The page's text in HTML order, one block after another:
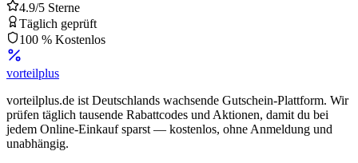
4.9/5 Sterne
Täglich geprüft
100 % Kostenlos
vorteilplus
vorteilplus.de ist Deutschlands wachsende Gutschein-Plattform. Wir
prüfen täglich tausende Rabattcodes und Aktionen, damit du bei
jedem Online-Einkauf sparst — kostenlos, ohne Anmeldung und
unabhängig.